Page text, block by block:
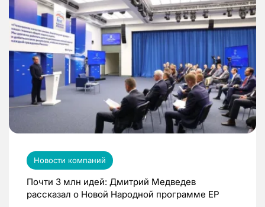
Новости компаний
Почти 3 млн идей: Дмитрий Медведев
рассказал о Новой Народной программе ЕР